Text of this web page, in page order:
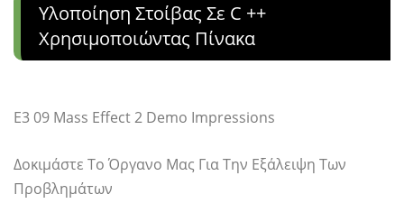
Υλοποίηση Στοίβας Σε C ++
Χρησιμοποιώντας Πίνακα
E3 09 Mass Effect 2 Demo Impressions
Δοκιμάστε Το Όργανο Μας Για Την Εξάλειψη Των
Προβλημάτων